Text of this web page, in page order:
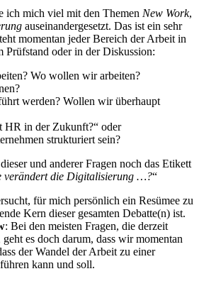
ich mich viel mit den Themen New Work,
auseinandergesetzt. Das ist ein sehr
momentan jeder Bereich der Arbeit in
Prüfstand oder in der Diskussion:
Wo wollen wir arbeiten?
werden? Wollen wir überhaupt
HR in der Zukunft?“ oder
strukturiert sein?
und anderer Fragen noch das Etikett
verändert die Digitalisierung …?“
für mich persönlich ein Resümee zu
Kern dieser gesamten Debatte(n) ist.
: Bei den meisten Fragen, die derzeit
es doch darum, dass wir momentan
der Wandel der Arbeit zu einer
kann und soll.